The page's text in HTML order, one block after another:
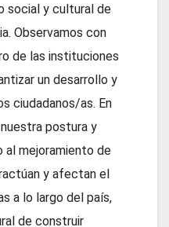
social y cultural de
Observamos con
de las instituciones
un desarrollo y
ciudadanos/as. En
postura y
mejoramiento de
y afectan el
a lo largo del país,
de construir